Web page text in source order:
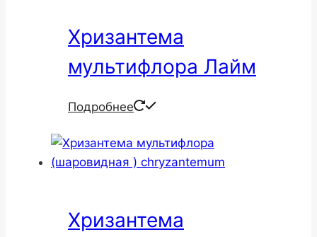
Хризантема
мультифлора Лайм
Подробнее
Хризантема